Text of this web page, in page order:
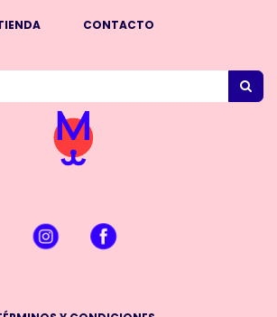
CONTACTO